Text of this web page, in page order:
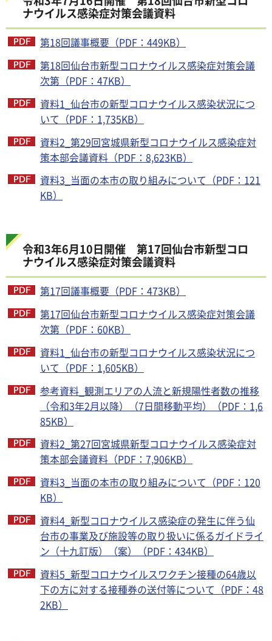
ナウイルス感染症対策会議資料
第18回議事概要（PDF：449KB）
第18回仙台市新型コロナウイルス感染症対策会議
次第（PDF：47KB）
資料1_仙台市の新型コロナウイルス感染状況につ
いて（PDF：1,735KB）
資料2_第29回宮城県新型コロナウイルス感染症対
策本部会議資料（PDF：8,623KB）
資料3_当面の本市の取り組みについて（PDF：121
KB）
令和3年6月10日開催 第17回仙台市新型コロ
ナウイルス感染症対策会議資料
第17回議事概要（PDF：473KB）
第17回仙台市新型コロナウイルス感染症対策会議
次第（PDF：60KB）
資料1_仙台市の新型コロナウイルス感染状況につ
いて（PDF：1,605KB）
参考資料_観測エリアの人流と新規陽性者数の推移
（令和3年2月以降）（7日間移動平均）（PDF：1,6
85KB）
資料2_第27回宮城県新型コロナウイルス感染症対
策本部会議資料（PDF：7,906KB）
資料3_当面の本市の取り組みについて（PDF：120
KB）
資料4_新型コロナウイルス感染症の発生に伴う仙
台市の事業及び施設等の取り扱いに係るガイドライ
ン（十九訂版）（案）（PDF：434KB）
資料5_新型コロナウイルスワクチン接種の64歳以
下の方に対する接種券の送付等について（PDF：48
2KB）